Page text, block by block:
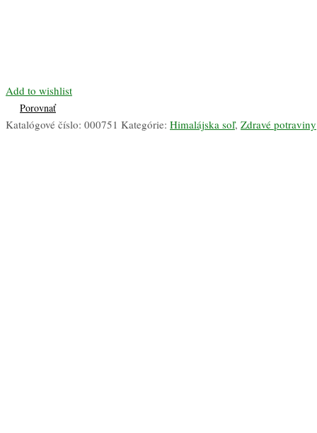
Add to wishlist
Porovnať
Katalógové číslo: 000751 Kategórie: Himalájska soľ, Zdravé potraviny